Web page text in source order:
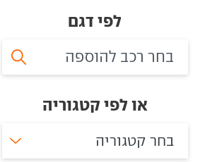
לפי דגם
או לפי קטגוריה
בחר קטגוריה